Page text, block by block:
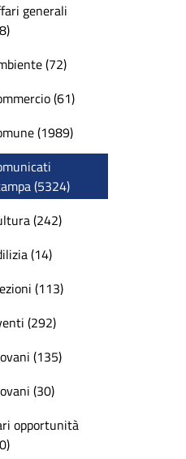
generali
(72)
(61)
(1989)
(5324)
(242)
(14)
(113)
(292)
(135)
(30)
opportunità